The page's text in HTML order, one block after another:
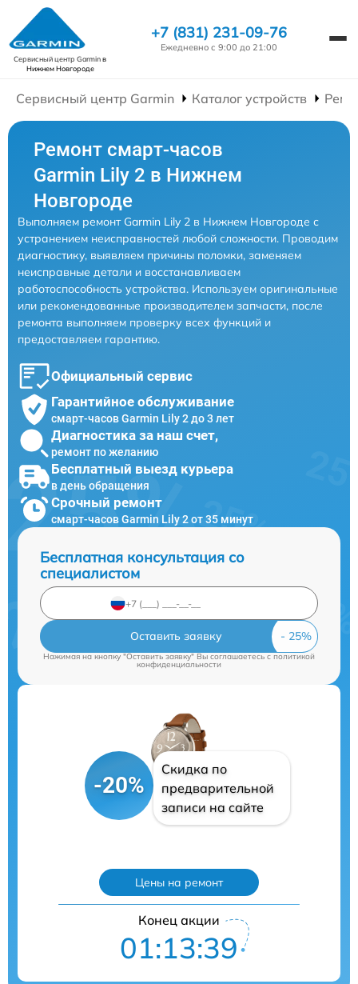
Сервисный центр Garminв
Нижнем Новгороде
+7 (831) 231-09-76
Ежедневно с 9:00 до 21:00
Сервисный центр Garmin Каталог устройств
Ремонт смарт-часов
Garmin Lily 2 в Нижнем
Новгороде
Выполняем ремонт Garmin Lily 2 в Нижнем Новгороде с
устранением неисправностей любой сложности. Проводим
диагностику, выявляем причины поломки, заменяем
неисправные детали и восстанавливаем
работоспособность устройства. Используем оригинальные
или рекомендованные производителем запчасти, после
ремонта выполняем проверку всех функций и
предоставляем гарантию.
Официальный сервис
Гарантийное обслуживание
смарт-часов Garmin Lily 2 до 3 лет
Диагностика за наш счет,
ремонт по желанию
Бесплатный выезд курьера
в день обращения
Срочный ремонт
смарт-часов Garmin Lily 2 от 35 минут
Бесплатная консультация со
специалистом
Оставить заявку
Нажимая на кнопку "Оставить заявку" Вы соглашаетесь cполитикой
конфиденциальности
-20%
Скидка по
предварительной
записи на сайте
Цены на ремонт
Конец акции
01:13:38